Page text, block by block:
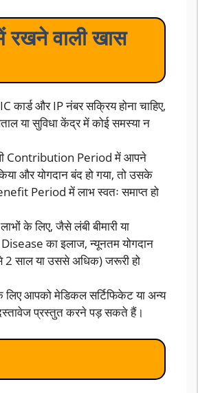
रखने वाली खास
कार्ड और IP नंबर सक्रिय होना चाहिए,
या सुविधा केंद्र में कोई समस्या न
Contribution Period में आपने
और योगदान बंद हो गया, तो उसके
Period में लाभ स्वतः समाप्त हो
के लिए, जैसे लंबी बीमारी या
का इलाज, न्यूनतम योगदान
साल या उससे अधिक) जरूरी हो
आपको मेडिकल सर्टिफिकेट या अन्य
प्रस्तुत करने पड़ सकते हैं।